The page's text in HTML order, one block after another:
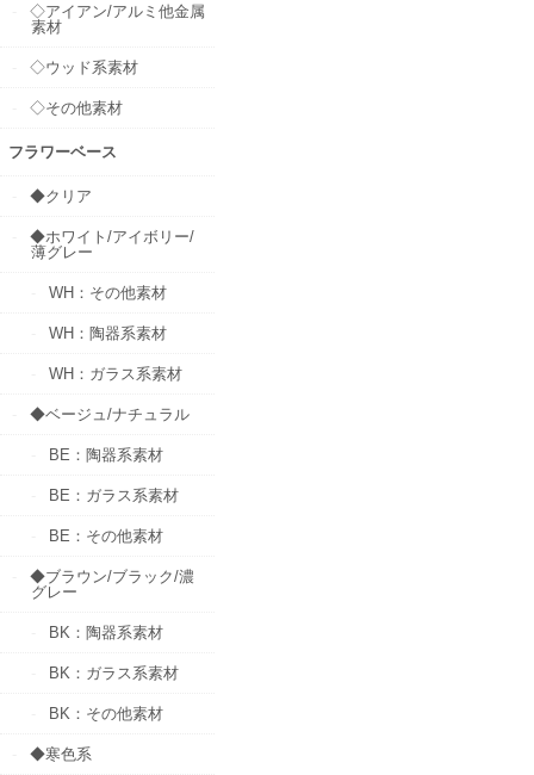
◇アイアン/アルミ他金属
素材
◇ウッド系素材
◇その他素材
フラワーベース
◆クリア
◆ホワイト/アイボリー/
薄グレー
WH：その他素材
WH：陶器系素材
WH：ガラス系素材
◆ベージュ/ナチュラル
BE：陶器系素材
BE：ガラス系素材
BE：その他素材
◆ブラウン/ブラック/濃
グレー
BK：陶器系素材
BK：ガラス系素材
BK：その他素材
◆寒色系